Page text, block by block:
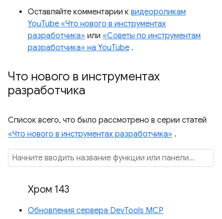
Оставляйте комментарии к видеороликам
YouTube «Что нового в инструментах
разработчика» или «Советы по инструментам
разработчика» на YouTube .
Что нового в инструментах
разработчика
Список всего, что было рассмотрено в серии статей
«Что нового в инструментах разработчика» .
Хром 143
Обновления сервера DevTools MCP